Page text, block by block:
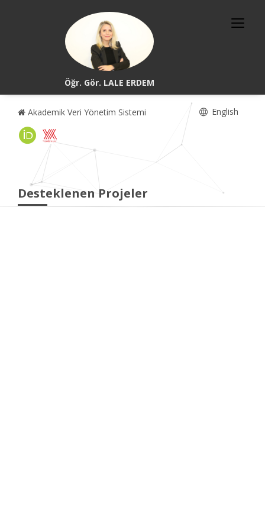
Öğr. Gör. LALE ERDEM
Akademik Veri Yönetim Sistemi English
Desteklenen Projeler